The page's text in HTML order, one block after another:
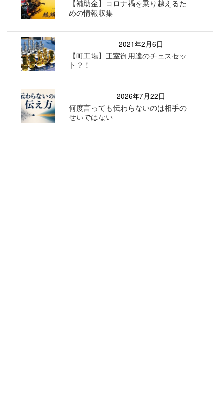
【補助金】コロナ禍を乗り越えるた
めの情報収集
2021年2月6日
【町工場】王室御用達のチェスセッ
ト？！
2026年7月22日
何度言っても伝わらないのは相手の
せいではない